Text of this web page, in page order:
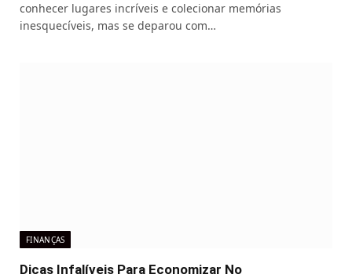
conhecer lugares incríveis e colecionar memórias
inesquecíveis, mas se deparou com…
FINANÇAS
Dicas Infalíveis Para Economizar No